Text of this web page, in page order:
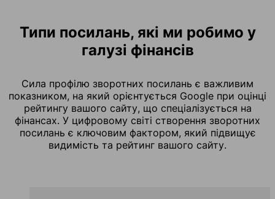
Типи посилань, які ми робимо у
галузі фінансів
Сила профілю зворотних посилань є важливим
показником, на який орієнтується Google при оцінці
рейтингу вашого сайту, що спеціалізується на
фінансах. У цифровому світі створення зворотних
посилань є ключовим фактором, який підвищує
видимість та рейтинг вашого сайту.